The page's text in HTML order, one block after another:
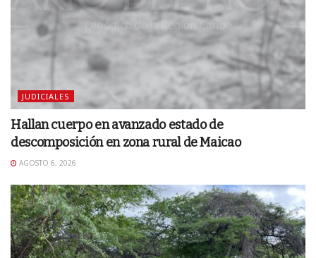
JUDICIALES
Hallan cuerpo en avanzado estado de
descomposición en zona rural de Maicao
AGOSTO 6, 2026